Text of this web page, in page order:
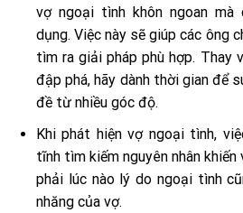
vợ ngoại tình khôn ngoan mà
dụng. Việc này sẽ giúp các ông
tìm ra giải pháp phù hợp. Thay
đập phá, hãy dành thời gian để
đề từ nhiều góc độ.
Khi phát hiện vợ ngoại tình,
tĩnh tìm kiếm nguyên nhân
phải lúc nào lý do ngoại tình
nhăng của vợ.